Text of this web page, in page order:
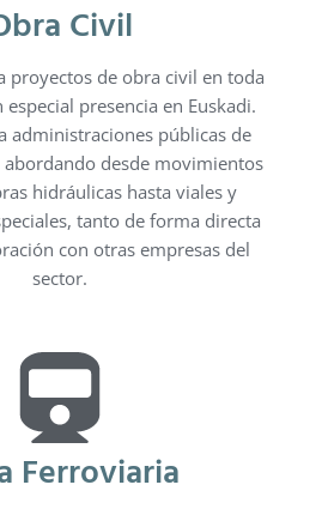
Civil
proyectos de obra civil en toda
presencia en Euskadi.
administraciones públicas de
desde movimientos
hidráulicas hasta viales y
tanto de forma directa
con otras empresas del
sector.
Ferroviaria